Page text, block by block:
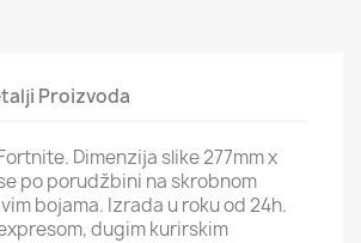
Proizvoda
Dimenzija slike 277mm x
po porudžbini na skrobnom
bojama. Izrada u roku od 24h.
dugim kurirskim